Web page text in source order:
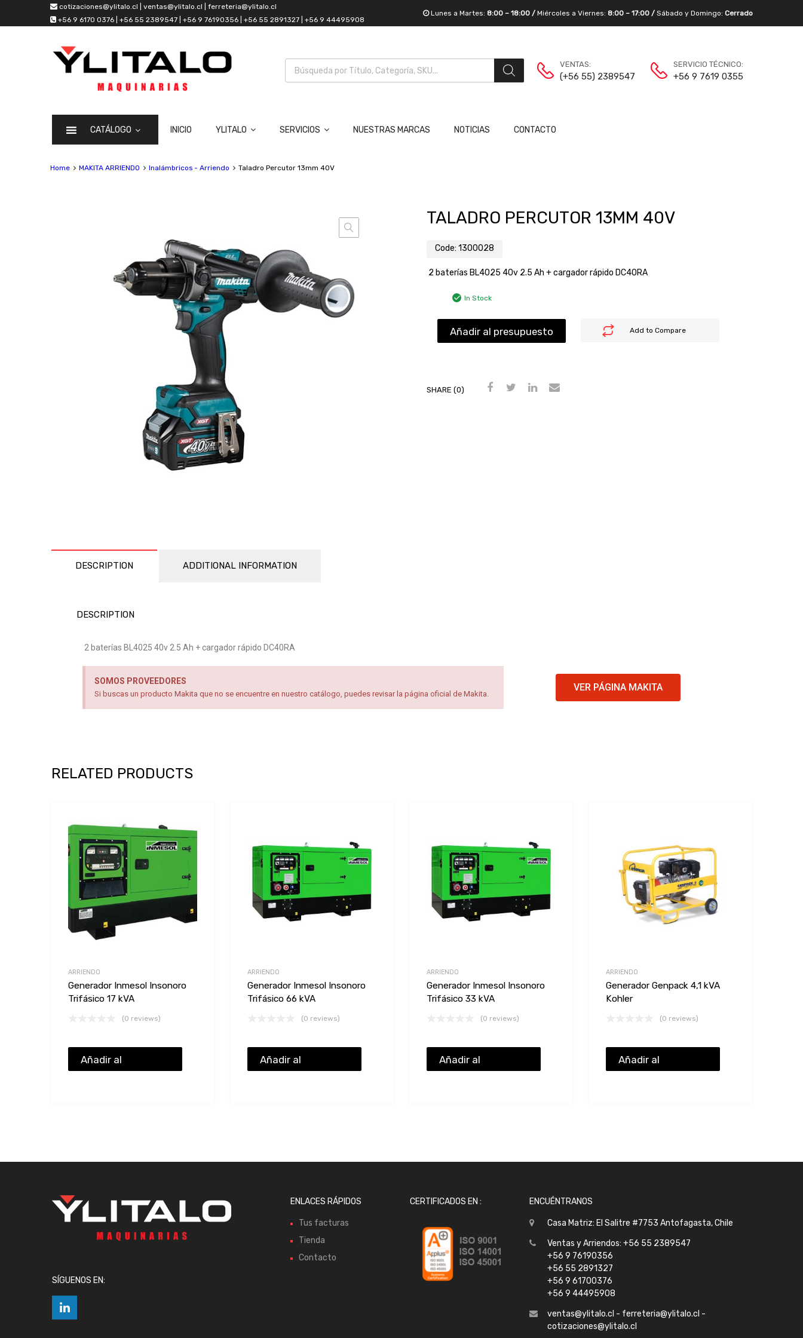
cotizaciones@ylitalo.cl | ventas@ylitalo.cl | ferreteria@ylitalo.cl
+56 9 6170 0376 | +56 55 2389547 | +56 9 76190356 | +56 55 2891327 | +56 9 44495908
Lunes a Martes: 8:00 – 18:00 / Miércoles a Viernes: 8:00 – 17:00 / Sábado y Domingo: Cerrado
VENTAS:
(+56 55) 2389547
SERVICIO TÉCNICO:
+56 9 7619 0355
CATÁLOGO INICIO YLITALO SERVICIOS NUESTRAS MARCAS NOTICIAS CONTACTO
Home MAKITA ARRIENDO Inalámbricos - Arriendo Taladro Percutor 13mm 40V
TALADRO PERCUTOR 13MM 40V
Code: 1300028
2 baterías BL4025 40v 2.5 Ah + cargador rápido DC40RA
In Stock
Add to Compare
Añadir al presupuesto
SHARE (0)
DESCRIPTION ADDITIONAL INFORMATION
DESCRIPTION
2 baterías BL4025 40v 2.5 Ah + cargador rápido DC40RA
SOMOS PROVEEDORES
Si buscas un producto Makita que no se encuentre en nuestro catálogo, puedes revisar la página oficial de Makita.
VER PÁGINA MAKITA
RELATED PRODUCTS
ARRIENDO
Generador Inmesol Insonoro
Trifásico 17 kVA
(0 reviews)
Añadir al
ARRIENDO
Generador Inmesol Insonoro
Trifásico 66 kVA
(0 reviews)
Añadir al
ARRIENDO
Generador Inmesol Insonoro
Trifásico 33 kVA
(0 reviews)
Añadir al
ARRIENDO
Generador Genpack 4,1 kVA
Kohler
(0 reviews)
Añadir al
SÍGUENOS EN:
ENLACES RÁPIDOS
Tus facturas
Tienda
Contacto
CERTIFICADOS EN : ENCUÉNTRANOS
Casa Matriz: El Salitre #7753 Antofagasta, Chile
Ventas y Arriendos: +56 55 2389547
+56 9 76190356
+56 55 2891327
+56 9 61700376
+56 9 44495908
ventas@ylitalo.cl - ferreteria@ylitalo.cl -
cotizaciones@ylitalo.cl